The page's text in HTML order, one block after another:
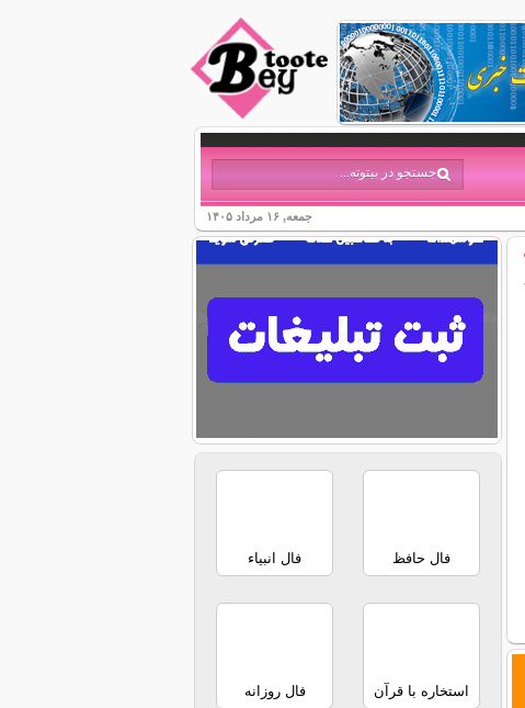
جمعه, ۱۶ مرداد ۱۴۰۵
فال حافظ فال انبیاء
استخاره با قرآن فال روزانه